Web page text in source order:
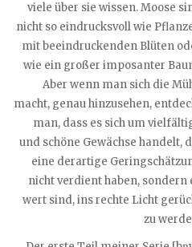
viele über sie wissen. Moose
nicht so eindrucksvoll wie
mit beeindruckenden Blüten
wie ein großer imposanter
Aber wenn man sich die
macht, genau hinzusehen,
man, dass es sich um
und schöne Gewächse handelt,
eine derartige
nicht verdient haben, sondern
wert sind, ins rechte Licht
zu